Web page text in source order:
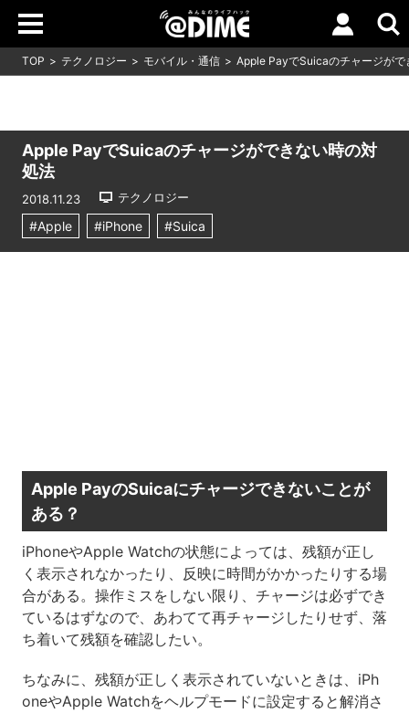
TOP テクノロジー モバイル・通信 Apple PayでSuicaのチャージがで
Apple PayでSuicaのチャージができない時の対
処法
2018.11.23 テクノロジー
#Apple #iPhone #Suica
Apple PayのSuicaにチャージできないことが
ある？
iPhoneやApple Watchの状態によっては、残額が正し
く表示されなかったり、反映に時間がかかったりする場
合がある。操作ミスをしない限り、チャージは必ずでき
ているはずなので、あわてて再チャージしたりせず、落
ち着いて残額を確認したい。
ちなみに、残額が正しく表示されていないときは、iPh
oneやApple Watchをヘルプモードに設定すると解消さ